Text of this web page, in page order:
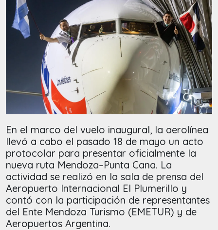
En el marco del vuelo inaugural, la aerolínea
llevó a cabo el pasado 18 de mayo un acto
protocolar para presentar oficialmente la
nueva ruta Mendoza–Punta Cana. La
actividad se realizó en la sala de prensa del
Aeropuerto Internacional El Plumerillo y
contó con la participación de representantes
del Ente Mendoza Turismo (EMETUR) y de
Aeropuertos Argentina.